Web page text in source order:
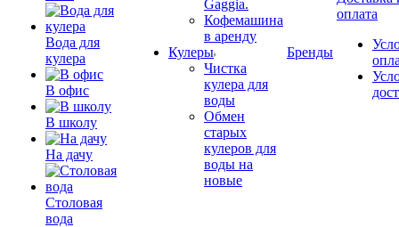
Вода для
кулера
В офис
В школу
На дачу
Столовая
вода
Gaggia.
Кофемашина
в аренду
Кулеры
Чистка
кулера для
воды
Обмен
старых
кулеров для
воды на
новые
Бренды
оплата